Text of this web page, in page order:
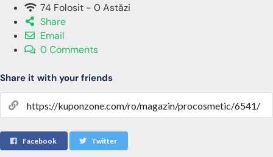
74 Folosit - 0 Astăzi
Share
Email
0 Comments
Share it with your friends
Facebook Twitter